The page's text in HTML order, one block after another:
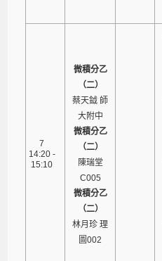
7
14:20 -
15:10
微積分乙
（二）
蔡天鉞 師
大附中
微積分乙
（二）
陳瑞堂
C005
微積分乙
（二）
林月珍 理
圖002